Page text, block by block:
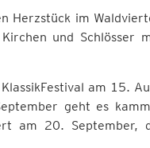
Herzstück im
und Schlösser
am 15.
geht es
am 20. September,